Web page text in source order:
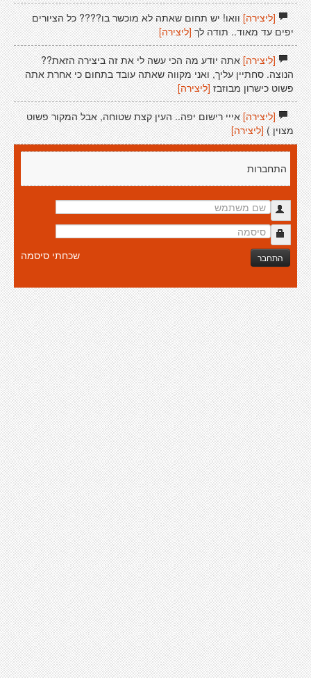
[ליצירה]וואו! יש תחום שאתה לא מוכשר בו???? כל הציורים
יפים עד מאוד.. תודה לך [ליצירה]
[ליצירה]אתה יודע מה הכי עשה לי את זה ביצירה הזאת??
הנוצה. סחתיין עליך, ואני מקווה שאתה עובד בתחום כי אחרת אתה
פשוט כישרון מבוזבז[ליצירה]
[ליצירה]אייי רישום יפה.. העין קצת שטוחה, אבל המקור פשוט
מצוין ) [ליצירה]
התחברות
התחבר שכחתי סיסמה